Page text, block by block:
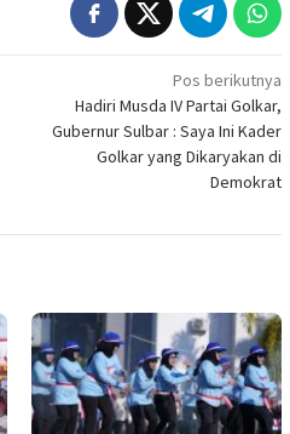
Pos berikutnya
Hadiri Musda IV Partai Golkar,
Gubernur Sulbar : Saya Ini Kader
Golkar yang Dikaryakan di
Demokrat